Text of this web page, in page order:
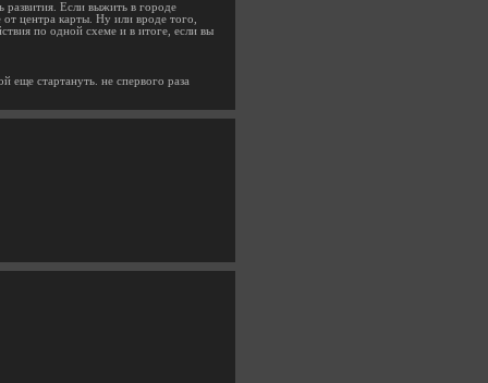
развития. Если выжить в городе
центра карты. Ну или вроде того,
по одной схеме и в итоге, если вы
еще стартануть. не спервого раза